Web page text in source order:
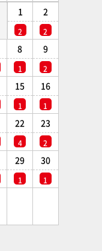
1
2
2
2
8
1
9
2
15
1
16
1
22
4
23
2
29
1
30
1